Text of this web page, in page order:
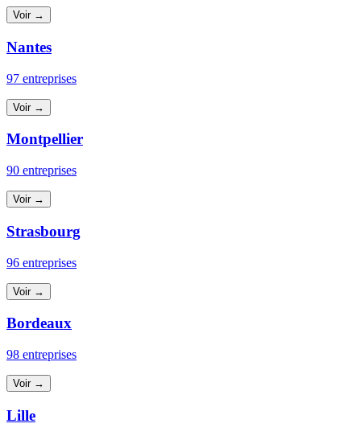
Voir →
Nantes
97 entreprises
Voir →
Montpellier
90 entreprises
Voir →
Strasbourg
96 entreprises
Voir →
Bordeaux
98 entreprises
Voir →
Lille